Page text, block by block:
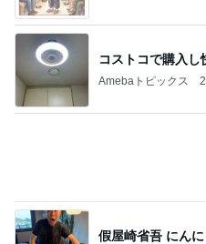
コストコで購入し
Amebaトピックス
假屋崎省吾 にん